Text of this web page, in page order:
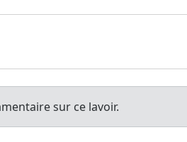
sur ce lavoir.